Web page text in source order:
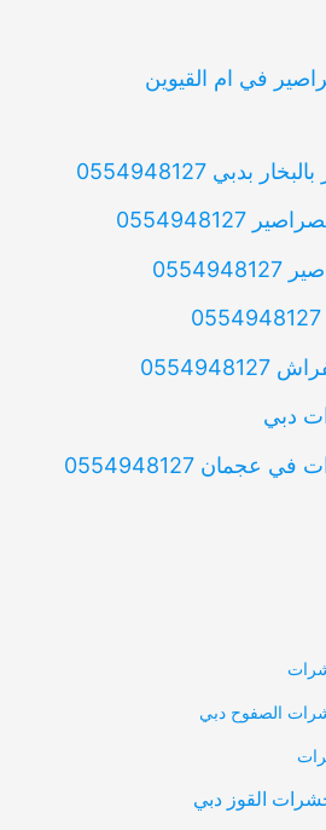
في ام القيوين
0554948127
دبي
0554948127
الصفوح دبي
القوز دبي